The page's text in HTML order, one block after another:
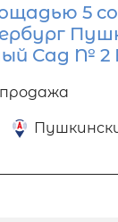
5
Сад № 2
продажа